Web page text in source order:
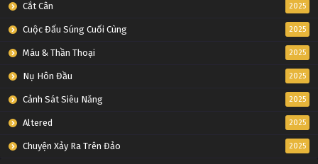
Cắt Cân 2025
Cuộc Đấu Súng Cuối Cùng 2025
Máu & Thần Thoại 2025
Nụ Hôn Đầu 2025
Cảnh Sát Siêu Năng 2025
Altered 2025
Chuyện Xảy Ra Trên Đảo 2025